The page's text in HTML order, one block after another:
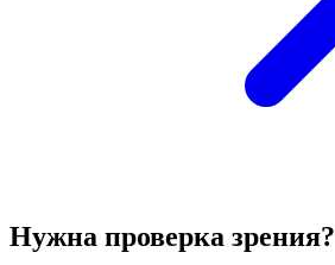
Нужна проверка зрения?